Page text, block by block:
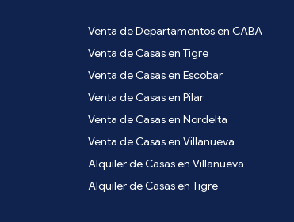
Venta de Departamentos en CABA
Venta de Casas en Tigre
Venta de Casas en Escobar
Venta de Casas en Pilar
Venta de Casas en Nordelta
Venta de Casas en Villanueva
Alquiler de Casas en Villanueva
Alquiler de Casas en Tigre